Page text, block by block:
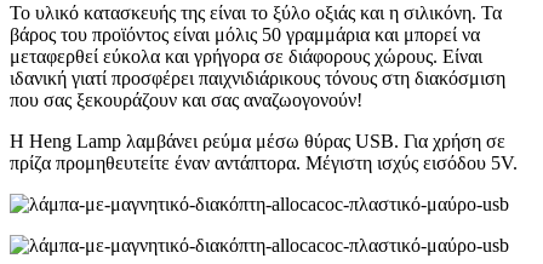
Το υλικό κατασκευής της είναι το ξύλο οξιάς και η σιλικόνη. Τα
βάρος του προϊόντος είναι μόλις 50 γραμμάρια και μπορεί να
μεταφερθεί εύκολα και γρήγορα σε διάφορους χώρους. Είναι
ιδανική γιατί προσφέρει παιχνιδιάρικους τόνους στη διακόσμιση
που σας ξεκουράζουν και σας αναζωογονούν!
Η Heng Lamp λαμβάνει ρεύμα μέσω θύρας USB. Για χρήση σε
πρίζα προμηθευτείτε έναν αντάπτορα. Μέγιστη ισχύς εισόδου 5V.